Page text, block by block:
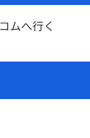
ムへ行く